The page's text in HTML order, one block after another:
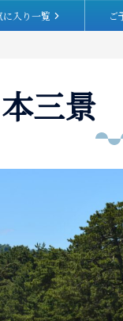
に入り一覧 ご
三